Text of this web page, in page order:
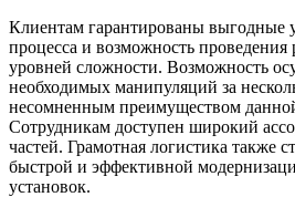
Клиентам гарантированы выгодные
процесса и возможность проведения
уровней сложности. Возможность
необходимых манипуляций за
несомненным преимуществом
Сотрудникам доступен широкий
частей. Грамотная логистика также
быстрой и эффективной
установок.